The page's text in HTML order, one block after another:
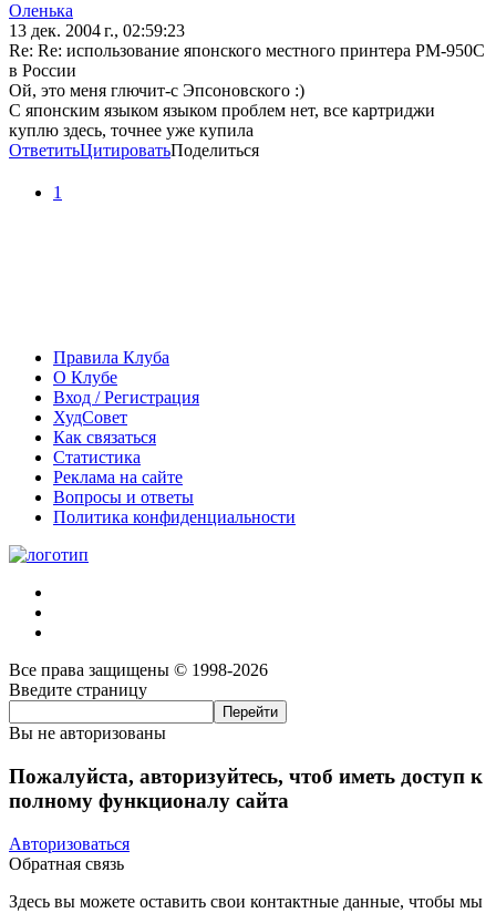
Оленька
13 дек. 2004 г., 02:59:23
Re: Re: использование японского местного принтера PM-950C
в России
Ой, это меня глючит-с Эпсоновского :)
С японским языком языком проблем нет, все картриджи
куплю здесь, точнее уже купила
ОтветитьЦитироватьПоделиться
1
Правила Клуба
О Клубе
Вход / Регистрация
ХудСовет
Как связаться
Статистика
Реклама на сайте
Вопросы и ответы
Политика конфиденциальности
Все права защищены © 1998-2026
Введите страницу
Вы не авторизованы
Пожалуйста, авторизуйтесь, чтоб иметь доступ к
полному функционалу сайта
Авторизоваться
Обратная связь
Здесь вы можете оставить свои контактные данные, чтобы мы